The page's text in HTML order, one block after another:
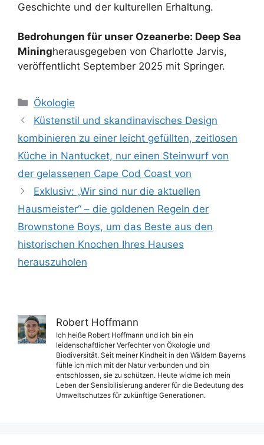
Geschichte und der kulturellen Erhaltung.
Bedrohungen für unser Ozeanerbe: Deep Sea
Miningherausgegeben von Charlotte Jarvis,
veröffentlicht September 2025 mit Springer.
Kategorien
Ökologie
Küstenstil und skandinavisches Design
kombinieren zu einer leicht gefüllten, zeitlosen
Küche in Nantucket, nur einen Steinwurf von
der gelassenen Cape Cod Coast von
Exklusiv: „Wir sind nur die aktuellen
Hausmeister“ – die goldenen Regeln der
Brownstone Boys, um das Beste aus den
historischen Knochen Ihres Hauses
herauszuholen
Robert Hoffmann
Ich heiße Robert Hoffmann und ich bin ein
leidenschaftlicher Verfechter von Ökologie und
Biodiversität. Seit meiner Kindheit in den Wäldern Bayerns
fühle ich mich mit der Natur verbunden und bin
entschlossen, sie zu schützen. Heute widme ich mein
Leben der Sensibilisierung anderer für die Bedeutung des
Umweltschutzes für zukünftige Generationen.